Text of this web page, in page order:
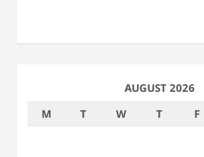
AUGUST 2026
M
T W T F